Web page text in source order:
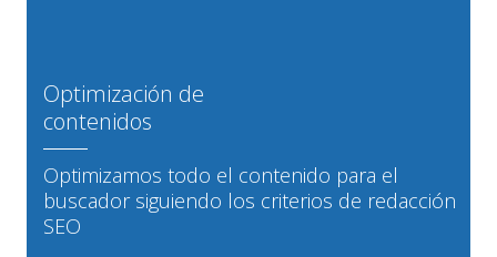
Optimización de
contenidos
Optimizamos todo el contenido para el
buscador siguiendo los criterios de redacción
SEO